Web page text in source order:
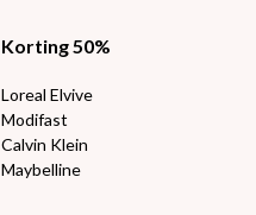
Korting 50%
Loreal Elvive
Modifast
Calvin Klein
Maybelline